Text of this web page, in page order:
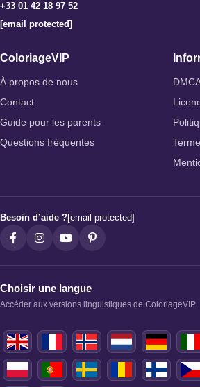
+33 01 42 18 97 52
[email protected]
ColoriageVIP
À propos de nous
Contact
Guide pour les parents
Questions fréquentes
Besoin d’aide ?[email protected]
Choisir une langue
Accéder aux versions linguistiques de ColoriageVIP